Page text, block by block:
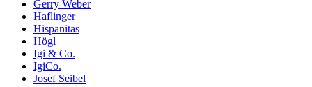
Gerry Weber
Haflinger
Hispanitas
Högl
Igi & Co.
IgiCo.
Josef Seibel